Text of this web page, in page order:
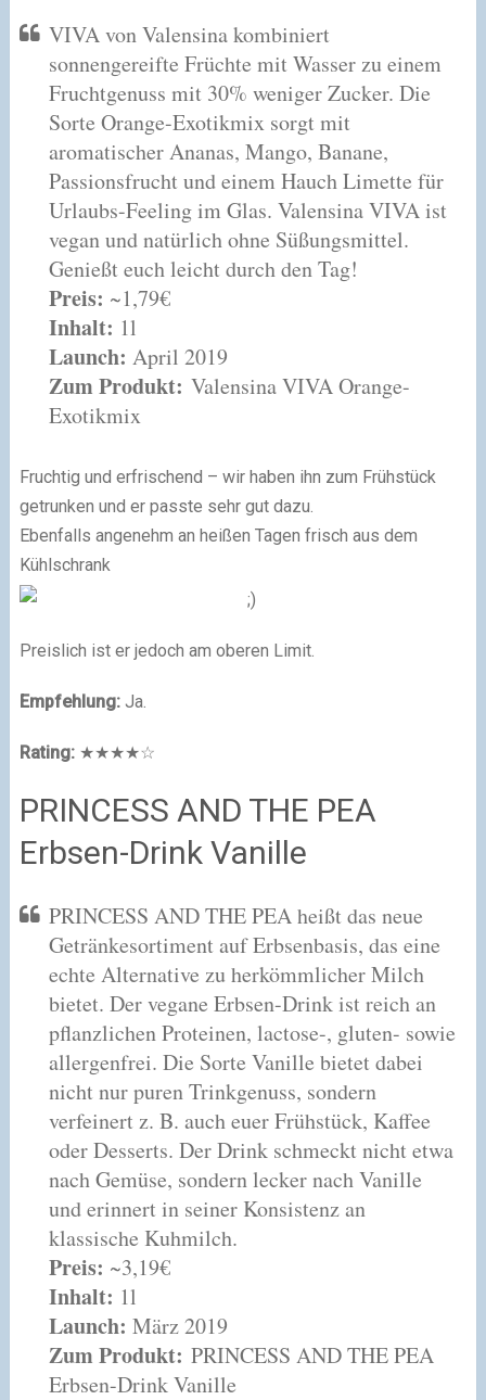
VIVA von Valensina kombiniert
sonnengereifte Früchte mit Wasser zu einem
Fruchtgenuss mit 30% weniger Zucker. Die
Sorte Orange-Exotikmix sorgt mit
aromatischer Ananas, Mango, Banane,
Passionsfrucht und einem Hauch Limette für
Urlaubs-Feeling im Glas. Valensina VIVA ist
vegan und natürlich ohne Süßungsmittel.
Genießt euch leicht durch den Tag!
Preis: ~1,79€
Inhalt: 1l
Launch: April 2019
Zum Produkt: Valensina VIVA Orange-
Exotikmix
Fruchtig und erfrischend – wir haben ihn zum Frühstück
getrunken und er passte sehr gut dazu.
Ebenfalls angenehm an heißen Tagen frisch aus dem
Kühlschrank
Preislich ist er jedoch am oberen Limit.
Empfehlung:Ja.
Rating:★★★★☆
PRINCESS AND THE PEA
Erbsen-Drink Vanille
PRINCESS AND THE PEA heißt das neue
Getränkesortiment auf Erbsenbasis, das eine
echte Alternative zu herkömmlicher Milch
bietet. Der vegane Erbsen-Drink ist reich an
pflanzlichen Proteinen, lactose-, gluten- sowie
allergenfrei. Die Sorte Vanille bietet dabei
nicht nur puren Trinkgenuss, sondern
verfeinert z. B. auch euer Frühstück, Kaffee
oder Desserts. Der Drink schmeckt nicht etwa
nach Gemüse, sondern lecker nach Vanille
und erinnert in seiner Konsistenz an
klassische Kuhmilch.
Preis: ~3,19€
Inhalt: 1l
Launch: März 2019
Zum Produkt: PRINCESS AND THE PEA
Erbsen-Drink Vanille